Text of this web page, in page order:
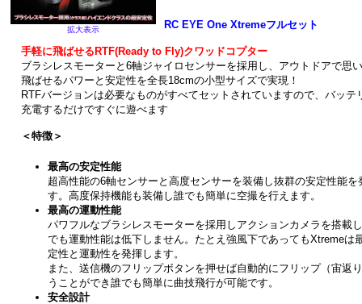
拡大表示 RC EYE One Xtremeフルセット
手軽に飛ばせるRTF(Ready to Fly)クワッドコプター
ブラシレスモーターと6軸ジャイロセンサーを採用し、アウトドアで思
飛ばせるパワーと安定性を全長18cmの小型サイズで実現！
RTFバージョンは必要なものがすべてセットされていますので、バッテ
充電するだけですぐに遊べます
＜特徴＞
最高の安定性能
超高性能の6軸センサーと高度センサーを装備し抜群の安定性能を
す。高度保持機能も装備し誰でも簡単に空撮を行えます。
最高の運動性能
パワフルなブラシレスモーターを採用しアクションカメラを搭載
でも運動性能は低下しません。たとえ強風下であってもXtremeは
定性と運動性を発揮します。
また、送信機のフリップボタンを押せば自動的にフリップ（宙返
うことができ誰でも簡単に曲技飛行が可能です。
安全設計